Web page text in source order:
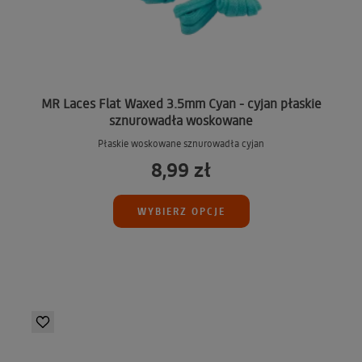
MR Laces Flat Waxed 3.5mm Cyan - cyjan płaskie
sznurowadła woskowane
Płaskie woskowane sznurowadła cyjan
8,99 zł
WYBIERZ OPCJE